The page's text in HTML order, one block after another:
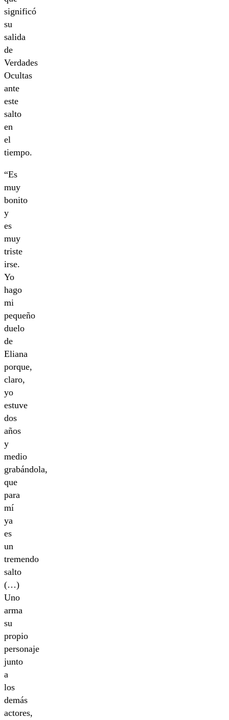
significó
su
salida
de
Verdades
Ocultas
ante
este
salto
en
el
tiempo.
“Es
muy
bonito
y
es
muy
triste
irse.
Yo
hago
mi
pequeño
duelo
de
Eliana
porque,
claro,
yo
estuve
dos
años
y
medio
grabándola,
que
para
mí
ya
es
un
tremendo
salto
(…)
Uno
arma
su
propio
personaje
junto
a
los
demás
actores,